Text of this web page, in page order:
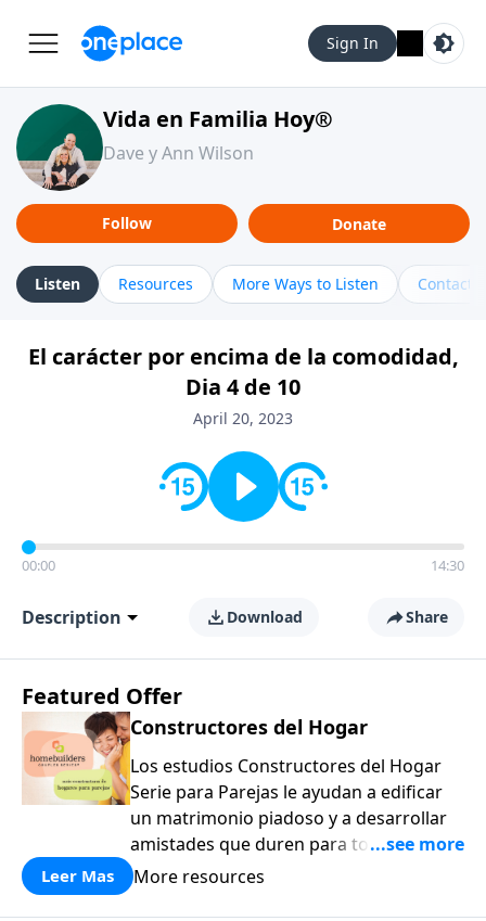
Sign In
Vida en Familia Hoy®
Dave y Ann Wilson
Follow Donate
Listen Resources More Ways to Listen Contact
El carácter por encima de la comodidad,
Dia 4 de 10
April 20, 2023
00:00 14:30
Description Download Share
Featured Offer
Constructores del Hogar
Los estudios Constructores del Hogar
Serie para Parejas le ayudan a edificar
un matrimonio piadoso y a desarrollar
amistades que duren para toda la vida.
¡Únase a uno de los estudios de grupos
Leer Mas More resources